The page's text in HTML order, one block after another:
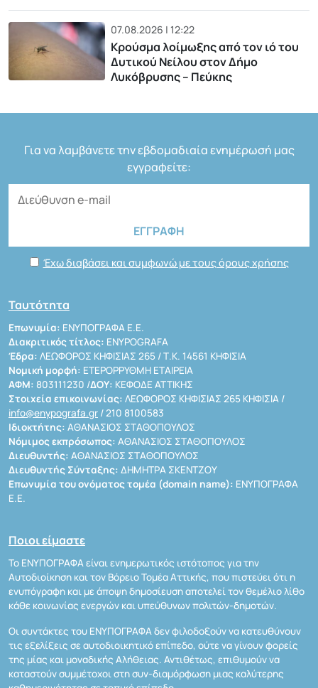
07.08.2026 | 12:22
Κρούσμα λοίμωξης από τον ιό του
Δυτικού Νείλου στον Δήμο
Λυκόβρυσης – Πεύκης
Για να λαμβάνετε την εβδομαδιαία ενημέρωσή μας
εγγραφείτε:
Έχω διαβάσει και συμφωνώ με τους όρους χρήσης
Ταυτότητα
Επωνυμία: ΕΝΥΠΟΓΡΑΦΑ Ε.Ε.
Διακριτικός τίτλος: ENYPOGRAFA
Έδρα: ΛΕΩΦΟΡΟΣ ΚΗΦΙΣΙΑΣ 265 / Τ.Κ. 14561 ΚΗΦΙΣΙΑ
Νομική μορφή: ΕΤΕΡΟΡΡΥΘΜΗ ΕΤΑΙΡΕΙΑ
ΑΦΜ: 803111230 /ΔΟΥ: ΚΕΦΟΔΕ ΑΤΤΙΚΗΣ
Στοιχεία επικοινωνίας: ΛΕΩΦΟΡΟΣ ΚΗΦΙΣΙΑΣ 265 ΚΗΦΙΣΙΑ /
info@enypografa.gr / 210 8100583
Ιδιοκτήτης: ΑΘΑΝΑΣΙΟΣ ΣΤΑΘΟΠΟΥΛΟΣ
Νόμιμος εκπρόσωπος: ΑΘΑΝΑΣΙΟΣ ΣΤΑΘΟΠΟΥΛΟΣ
Διευθυντής: ΑΘΑΝΑΣΙΟΣ ΣΤΑΘΟΠΟΥΛΟΣ
Διευθυντής Σύνταξης: ΔΗΜΗΤΡΑ ΣΚΕΝΤΖΟΥ
Επωνυμία του ονόματος τομέα (domain name): ΕΝΥΠΟΓΡΑΦΑ
Ε.Ε.
Ποιοι είμαστε
Το ΕΝΥΠΟΓΡΑΦΑ είναι ενημερωτικός ιστότοπος για την
Αυτοδιοίκηση και τον Βόρειο Τομέα Αττικής, που πιστεύει ότι η
ενυπόγραφη και με άποψη δημοσίευση αποτελεί τον θεμέλιο λίθο
κάθε κοινωνίας ενεργών και υπεύθυνων πολιτών-δημοτών.
Οι συντάκτες του ΕΝΥΠΟΓΡΑΦΑ δεν φιλοδοξούν να κατευθύνουν
τις εξελίξεις σε αυτοδιοικητικό επίπεδο, ούτε να γίνουν φορείς
της μίας και μοναδικής Αλήθειας. Αντιθέτως, επιθυμούν να
καταστούν συμμέτοχοι στη συν-διαμόρφωση μιας καλύτερης